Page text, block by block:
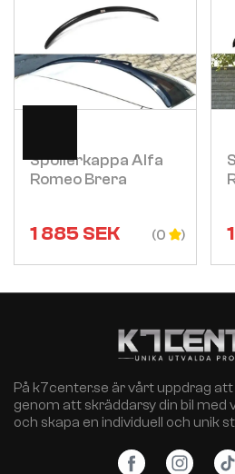
Spoilerkappa Alfa
Romeo Brera
1 885SEK (0
Visa
På k7center.se är vårt uppdrag
genom att skräddarsy din bil med
och skapa en individuell och unik